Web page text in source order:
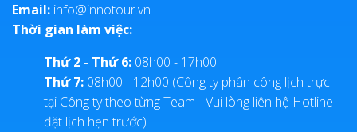
Email: info@innotour.vn
Thời gian làm việc:
Thứ 2 - Thứ 6: 08h00 - 17h00
Thứ 7: 08h00 - 12h00 (Công ty phân công lịch trực
tại Công ty theo từng Team - Vui lòng liên hệ Hotline
đặt lịch hẹn trước)